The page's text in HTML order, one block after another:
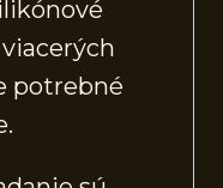
potrebné